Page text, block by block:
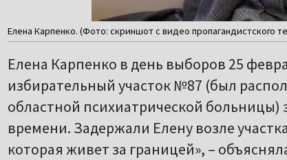
Елена Карпенко. (Фото: скриншот с видео пропагандистского
Елена Карпенко в день выборов 25
избирательный участок №87 (был
областной психиатрической
времени. Задержали Елену возле
которая живет за границей», –